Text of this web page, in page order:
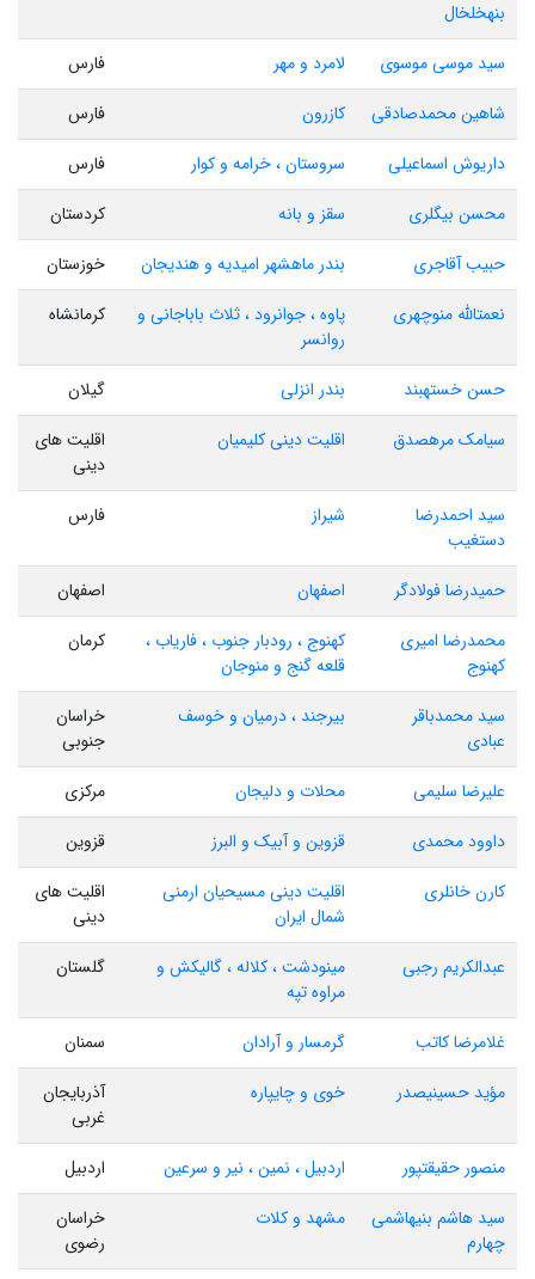
بنهخلخال
سید موسی موسوی لامرد و مهر
فارس
شاهین محمدصادقی
کازرون
فارس
داریوش اسماعیلی
سروستان ، خرامه و کوار
فارس
محسن بیگلری
سقز و بانه
کردستان
حبیب آقاجری
بندر ماهشهر امیدیه و هندیجان
خوزستان
نعمتالله منوچهری
پاوه ، جوانرود ، ثلاث باباجانی و
روانسر
کرمانشاه
حسن خستهبند بندر انزلی
گیلان
سیامک مرهصدق
اقلیت دینی کلیمیان
اقلیت های
دینی
سید احمدرضا
دستغیب
شیراز فارس
حمیدرضا فولادگر اصفهان
اصفهان
محمدرضا امیری
کهنوج
کهنوج ، رودبار جنوب ، فاریاب ،
قلعه گنج و منوجان
کرمان
سید محمدباقر
عبادی
بیرجند ، درمیان و خوسف
خراسان
جنوبی
علیرضا سلیمی
محلات و دلیجان
مرکزی
داوود محمدی
قزوین و آبیک و البرز
قزوین
کارن خانلری
اقلیت دینی مسیحیان ارمنی
شمال ایران
اقلیت های
دینی
عبدالکریم رجبی
مینودشت ، کلاله ، گالیکش و
مراوه تپه
گلستان
غلامرضا کاتب گرمسار و آرادان
سمنان
مؤید حسینیصدر
خوی و چایپاره
آذربایجان
غربی
منصور حقیقتپور
اردبیل ، نمین ، نیر و سرعین
اردبیل
سید هاشم بنیهاشمی
چهارم
مشهد و کلات
خراسان
رضوی